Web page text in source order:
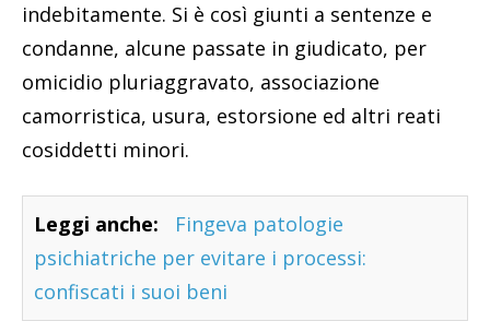
indebitamente. Si è così giunti a sentenze e
condanne, alcune passate in giudicato, per
omicidio pluriaggravato, associazione
camorristica, usura, estorsione ed altri reati
cosiddetti minori.
Leggi anche:
Fingeva patologie
psichiatriche per evitare i processi:
confiscati i suoi beni